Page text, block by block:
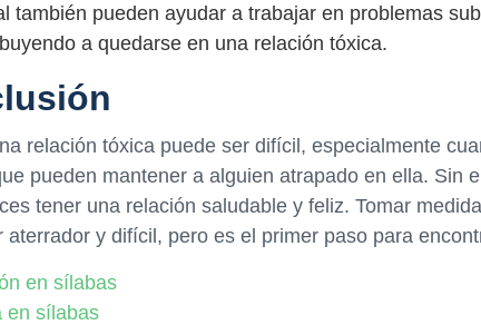
también pueden ayudar a trabajar en problemas
a quedarse en una relación tóxica.
relación tóxica puede ser difícil, especialmente
pueden mantener a alguien atrapado en ella. Sin
tener una relación saludable y feliz. Tomar
aterrador y difícil, pero es el primer paso para
en sílabas
en sílabas